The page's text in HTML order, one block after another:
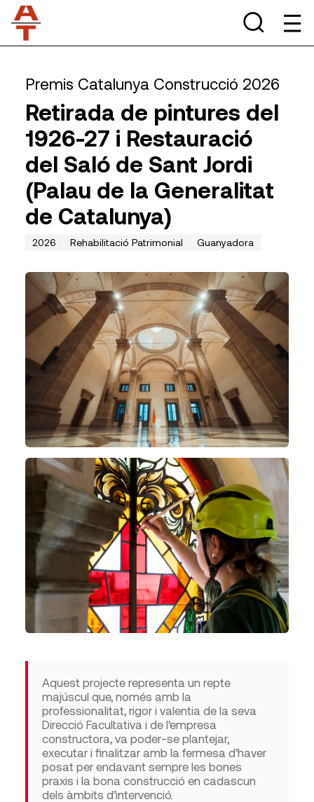
Premis Catalunya Construcció 2026
Retirada de pintures del
1926-27 i Restauració
del Saló de Sant Jordi
(Palau de la Generalitat
de Catalunya)
2026 Rehabilitació Patrimonial Guanyadora
Aquest projecte representa un repte
majúscul que, només amb la
professionalitat, rigor i valentia de la seva
Direcció Facultativa i de l’empresa
constructora, va poder-se plantejar,
executar i finalitzar amb la fermesa d’haver
posat per endavant sempre les bones
praxis i la bona construcció en cadascun
dels àmbits d’intervenció.